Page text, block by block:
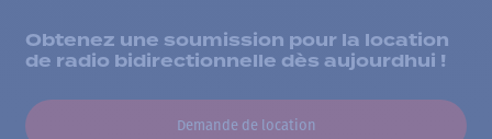
Obtenez une soumission pour la location
de radio bidirectionnelle dès aujourdhui !
Demande de location